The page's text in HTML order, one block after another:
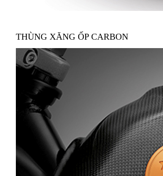
THÙNG XĂNG ỐP CARBON